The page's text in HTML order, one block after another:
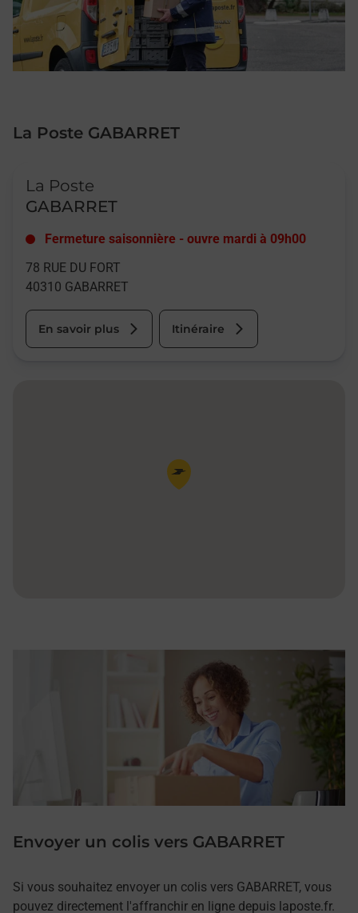
La Poste GABARRET
La Poste
GABARRET
Fermeture saisonnière - ouvre mardi à 09h00
78 RUE DU FORT
40310 GABARRET
En savoir plus Itinéraire
Pin de la carte
Envoyer un colis vers GABARRET
Si vous souhaitez envoyer un colis vers GABARRET, vous
pouvez directement l'affranchir en ligne depuis laposte.fr.